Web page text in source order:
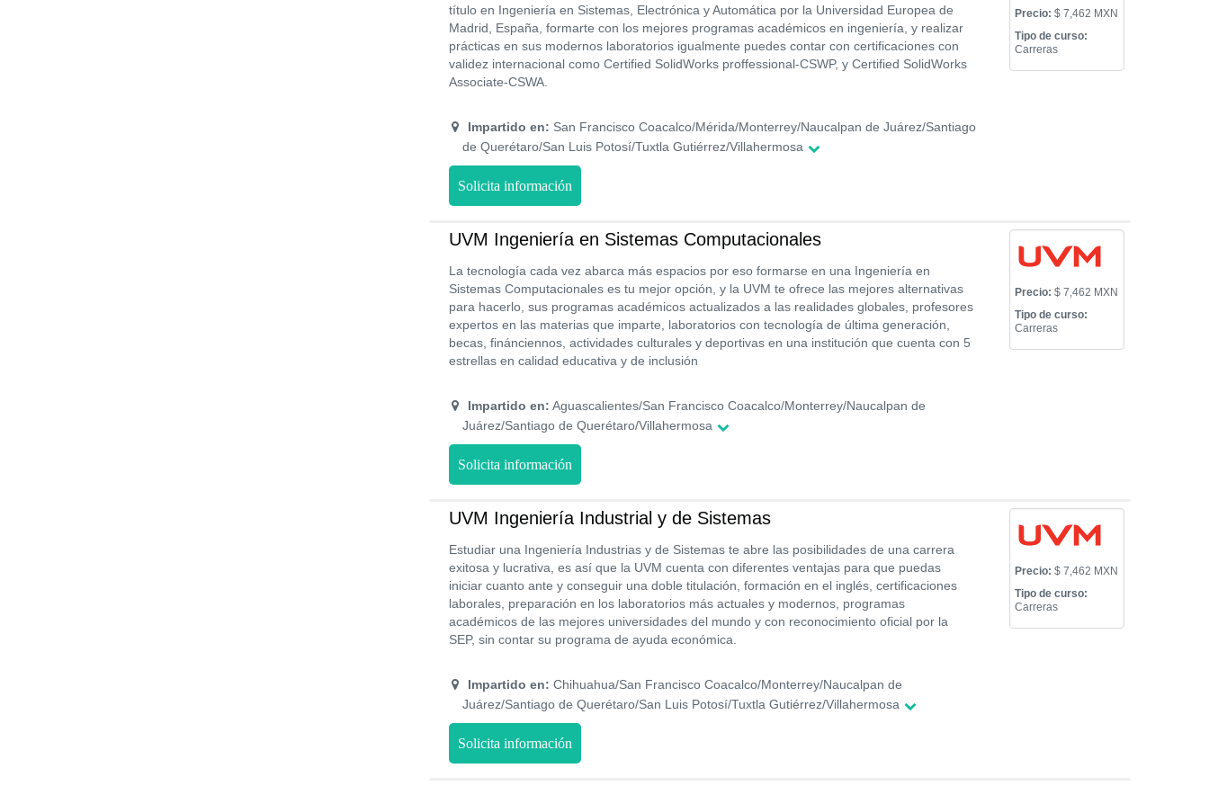
título en Ingeniería en Sistemas, Electrónica y Automática por la Universidad Europea de
Madrid, España, formarte con los mejores programas académicos en ingeniería, y realizar
prácticas en sus modernos laboratorios igualmente puedes contar con certificaciones con
validez internacional como Certified SolidWorks proffessional-CSWP, y Certified SolidWorks
Associate-CSWA.
Impartido en: San Francisco Coacalco/Mérida/Monterrey/Naucalpan de Juárez/Santiago
de Querétaro/San Luis Potosí/Tuxtla Gutiérrez/Villahermosa
Precio: $ 7,462 MXN
Tipo de curso:
Carreras
Solicita información
UVM Ingeniería en Sistemas Computacionales
La tecnología cada vez abarca más espacios por eso formarse en una Ingeniería en
Sistemas Computacionales es tu mejor opción, y la UVM te ofrece las mejores alternativas
para hacerlo, sus programas académicos actualizados a las realidades globales, profesores
expertos en las materias que imparte, laboratorios con tecnología de última generación,
becas, finánciennos, actividades culturales y deportivas en una institución que cuenta con 5
estrellas en calidad educativa y de inclusión
Impartido en: Aguascalientes/San Francisco Coacalco/Monterrey/Naucalpan de
Juárez/Santiago de Querétaro/Villahermosa
Precio: $ 7,462 MXN
Tipo de curso:
Carreras
Solicita información
UVM Ingeniería Industrial y de Sistemas
Estudiar una Ingeniería Industrias y de Sistemas te abre las posibilidades de una carrera
exitosa y lucrativa, es así que la UVM cuenta con diferentes ventajas para que puedas
iniciar cuanto ante y conseguir una doble titulación, formación en el inglés, certificaciones
laborales, preparación en los laboratorios más actuales y modernos, programas
académicos de las mejores universidades del mundo y con reconocimiento oficial por la
SEP, sin contar su programa de ayuda económica.
Impartido en: Chihuahua/San Francisco Coacalco/Monterrey/Naucalpan de
Juárez/Santiago de Querétaro/San Luis Potosí/Tuxtla Gutiérrez/Villahermosa
Precio: $ 7,462 MXN
Tipo de curso:
Carreras
Solicita información